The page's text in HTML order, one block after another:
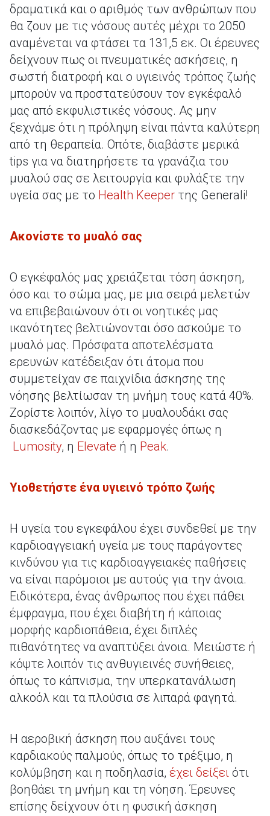
δραματικά και ο αριθμός των ανθρώπων που
θα ζουν με τις νόσους αυτές μέχρι το 2050
αναμένεται να φτάσει τα 131,5 εκ. Οι έρευνες
δείχνουν πως οι πνευματικές ασκήσεις, η
σωστή διατροφή και ο υγιεινός τρόπος ζωής
μπορούν να προστατεύσουν τον εγκέφαλό
μας από εκφυλιστικές νόσους. Ας μην
ξεχνάμε ότι η πρόληψη είναι πάντα καλύτερη
από τη θεραπεία. Οπότε, διαβάστε μερικά
tips για να διατηρήσετε τα γρανάζια του
μυαλού σας σε λειτουργία και φυλάξτε την
υγεία σας με το Health Keeper της Generali!
Ακονίστε το μυαλό σας
Ο εγκέφαλός μας χρειάζεται τόση άσκηση,
όσο και το σώμα μας, με μια σειρά μελετών
να επιβεβαιώνουν ότι οι νοητικές μας
ικανότητες βελτιώνονται όσο ασκούμε το
μυαλό μας. Πρόσφατα αποτελέσματα
ερευνών κατέδειξαν ότι άτομα που
συμμετείχαν σε παιχνίδια άσκησης της
νόησης βελτίωσαν τη μνήμη τους κατά 40%.
Ζορίστε λοιπόν, λίγο το μυαλουδάκι σας
διασκεδάζοντας με εφαρμογές όπως η
Lumosity, η Elevate ή η Peak.
Υιοθετήστε ένα υγιεινό τρόπο ζωής
Η υγεία του εγκεφάλου έχει συνδεθεί με την
καρδιοαγγειακή υγεία με τους παράγοντες
κινδύνου για τις καρδιοαγγειακές παθήσεις
να είναι παρόμοιοι με αυτούς για την άνοια.
Ειδικότερα, ένας άνθρωπος που έχει πάθει
έμφραγμα, που έχει διαβήτη ή κάποιας
μορφής καρδιοπάθεια, έχει διπλές
πιθανότητες να αναπτύξει άνοια. Μειώστε ή
κόψτε λοιπόν τις ανθυγιεινές συνήθειες,
όπως το κάπνισμα, την υπερκατανάλωση
αλκοόλ και τα πλούσια σε λιπαρά φαγητά.
Η αεροβική άσκηση που αυξάνει τους
καρδιακούς παλμούς, όπως το τρέξιμο, η
κολύμβηση και η ποδηλασία, έχει δείξει ότι
βοηθάει τη μνήμη και τη νόηση. Έρευνες
επίσης δείχνουν ότι η φυσική άσκηση